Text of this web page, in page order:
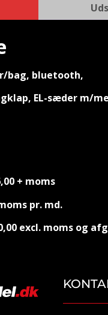
bag, bluetooth,
EL-sæder m/
+ moms
pr. md.
excl. moms og